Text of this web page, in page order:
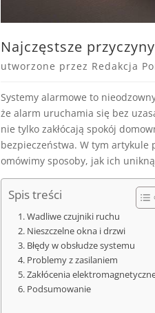
Najczęstsze
utworzone przez Redakcja
Systemy alarmowe to
że alarm uruchamia się bez
nie tylko zakłócają spokój
bezpieczeństwa. W tym artykule
omówimy sposoby, jak ich
Spis treści
Wadliwe czujniki ruchu
Nieszczelne okna i drzwi
Błędy w obsłudze systemu
Problemy z zasilaniem
Zakłócenia
Podsumowanie